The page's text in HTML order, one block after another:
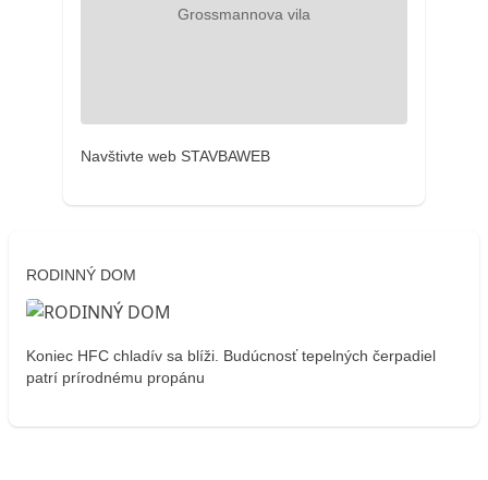
Navštivte web STAVBAWEB
RODINNÝ DOM
Koniec HFC chladív sa blíži. Budúcnosť tepelných čerpadiel
patrí prírodnému propánu